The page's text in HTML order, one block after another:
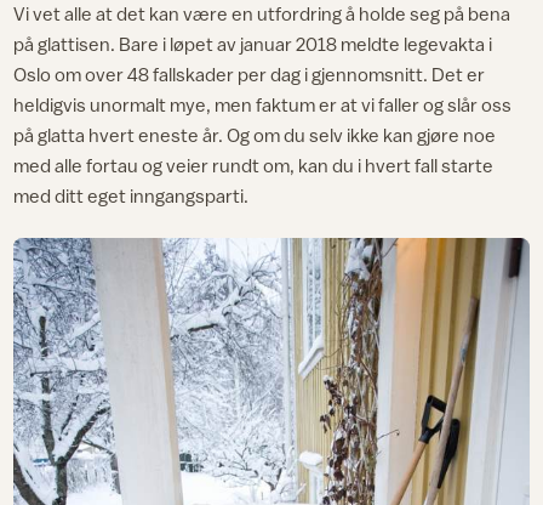
Vi vet alle at det kan være en utfordring å holde seg på bena
på glattisen. Bare i løpet av januar 2018 meldte legevakta i
Oslo om over 48 fallskader per dag i gjennomsnitt. Det er
heldigvis unormalt mye, men faktum er at vi faller og slår oss
på glatta hvert eneste år. Og om du selv ikke kan gjøre noe
med alle fortau og veier rundt om, kan du i hvert fall starte
med ditt eget inngangsparti.